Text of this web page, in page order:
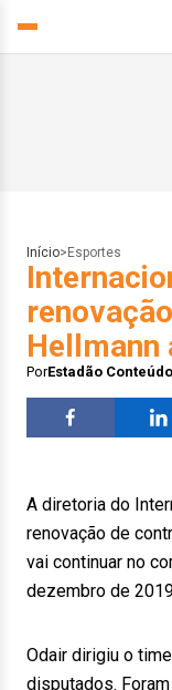
Início> Esportes
Hellmann
PorEstadão Conteúdo
A diretoria do
renovação de
vai continuar no
dezembro de
Odair dirigiu o
disputados.